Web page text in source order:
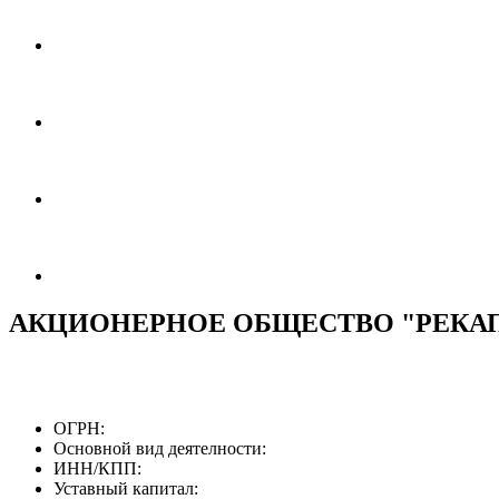
АКЦИОНЕРНОЕ ОБЩЕСТВО
ОГРН:
Основной вид деятелности:
ИНН/КПП:
Уставный капитал: